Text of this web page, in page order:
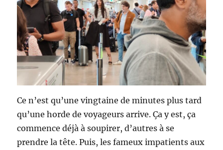
Ce n’est qu’une vingtaine de minutes plus tard
qu’une horde de voyageurs arrive. Ça y est, ça
commence déjà à soupirer, d’autres à se
prendre la tête. Puis, les fameux impatients aux